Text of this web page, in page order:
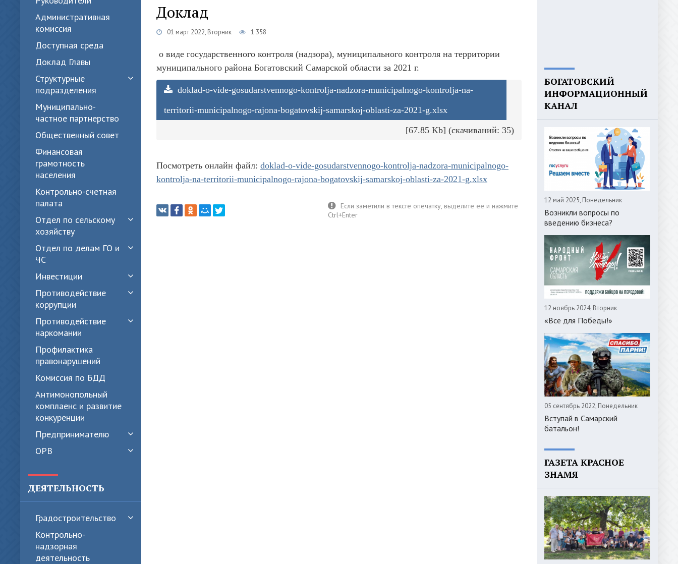
Административная
комиссия
Доступная среда
Доклад Главы
Структурные
подразделения
Муниципально-
частное партнерство
Общественный совет
Финансовая
грамотность
населения
Контрольно-счетная
палата
Отдел по сельскому
хозяйству
Отдел по делам ГО и
ЧС
Инвестиции
Противодействие
коррупции
Противодействие
наркомании
Профилактика
правонарушений
Комиссия по БДД
Антимонопольный
комплаенс и развитие
конкуренции
Предпринимателю
ОРВ
ДЕЯТЕЛЬНОСТЬ
Градостроительство
Контрольно-
надзорная
деятельность
Доклад
01 март 2022, Вторник 1 358
о виде государственного контроля (надзора), муниципального контроля на территории
муниципального района Богатовский Самарской области за 2021 г.
doklad-o-vide-gosudarstvennogo-kontrolja-nadzora-municipalnogo-kontrolja-na-
territorii-municipalnogo-rajona-bogatovskij-samarskoj-oblasti-za-2021-g.xlsx
[67.85 Kb] (cкачиваний: 35)
Посмотреть онлайн файл: doklad-o-vide-gosudarstvennogo-kontrolja-nadzora-municipalnogo-
kontrolja-na-territorii-municipalnogo-rajona-bogatovskij-samarskoj-oblasti-za-2021-g.xlsx
БОГАТОВСКИЙ
ИНФОРМАЦИОННЫЙ
КАНАЛ
12 май 2025, Понедельник
Возникли вопросы по
введению бизнеса?
12 ноябрь 2024, Вторник
«Все для Победы!»
05 сентябрь 2022, Понедельник
Вступай в Самарский
батальон!
ГАЗЕТА КРАСНОЕ
ЗНАМЯ